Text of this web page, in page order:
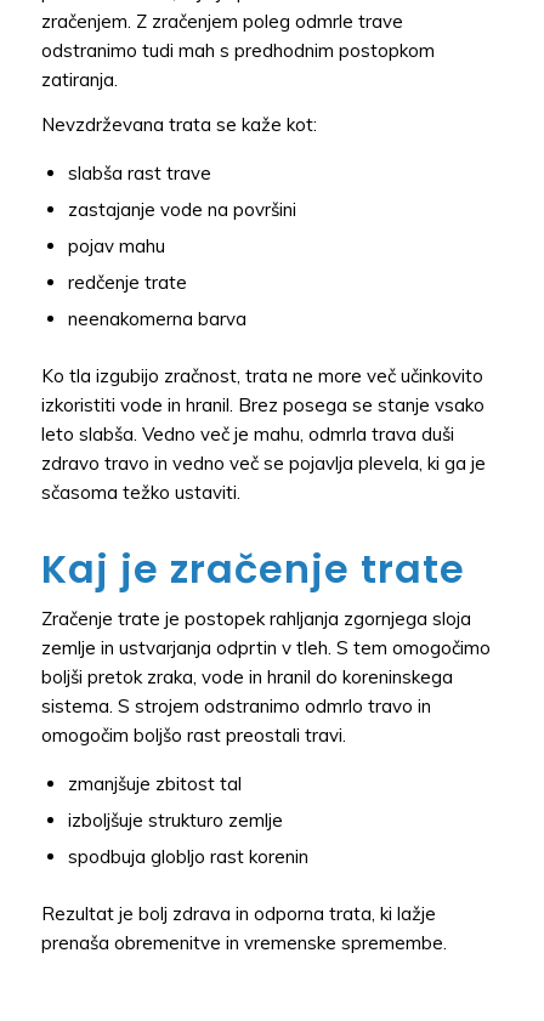
zračenjem. Z zračenjem poleg odmrle trave
odstranimo tudi mah s predhodnim postopkom
zatiranja.
Nevzdrževana trata se kaže kot:
slabša rast trave
zastajanje vode na površini
pojav mahu
redčenje trate
neenakomerna barva
Ko tla izgubijo zračnost, trata ne more več učinkovito
izkoristiti vode in hranil. Brez posega se stanje vsako
leto slabša. Vedno več je mahu, odmrla trava duši
zdravo travo in vedno več se pojavlja plevela, ki ga je
sčasoma težko ustaviti.
Kaj je zračenje trate
Zračenje trate je postopek rahljanja zgornjega sloja
zemlje in ustvarjanja odprtin v tleh. S tem omogočimo
boljši pretok zraka, vode in hranil do koreninskega
sistema. S strojem odstranimo odmrlo travo in
omogočim boljšo rast preostali travi.
zmanjšuje zbitost tal
izboljšuje strukturo zemlje
spodbuja globljo rast korenin
Rezultat je bolj zdrava in odporna trata, ki lažje
prenaša obremenitve in vremenske spremembe.